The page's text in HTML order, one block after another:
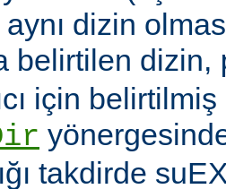
dizin
belirtilen dizin,
için
takdirde